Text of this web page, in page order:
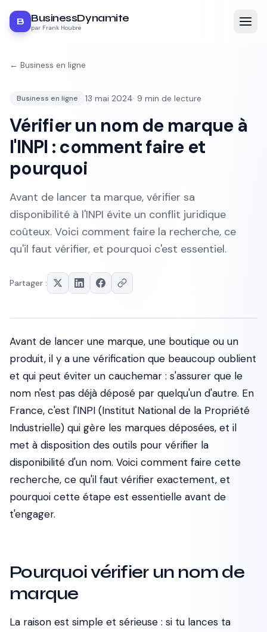
B BusinessDynamite
par Frank Houbre
← Business en ligne
Business en ligne 13 mai 2024· 9 min de lecture
Vérifier un nom de marque à
l'INPI : comment faire et
pourquoi
Avant de lancer ta marque, vérifier sa
disponibilité à l'INPI évite un conflit juridique
coûteux. Voici comment faire la recherche, ce
qu'il faut vérifier, et pourquoi c'est essentiel.
Partager :
Avant de lancer une marque, une boutique ou un
produit, il y a une vérification que beaucoup oublient
et qui peut éviter un cauchemar : s'assurer que le
nom n'est pas déjà déposé par quelqu'un d'autre. En
France, c'est l'INPI (Institut National de la Propriété
Industrielle) qui gère les marques déposées, et il
met à disposition des outils pour vérifier la
disponibilité d'un nom. Voici comment faire cette
recherche, ce qu'il faut vérifier exactement, et
pourquoi cette étape est essentielle avant de
t'engager.
Pourquoi vérifier un nom de
marque
La raison est simple et sérieuse : si tu lances ta